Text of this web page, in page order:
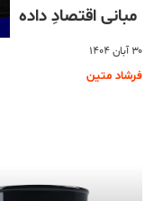
مبانی اقتصادِ داده
۳۰ آبان ۱۴۰۴
فرشاد متین